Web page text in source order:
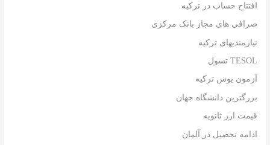
افتتاح حساب در ترکیه
صرافی های مجاز بانک مرکزی
نیازمندیهای ترکیه
TESOL تسول
آزمون یوس ترکیه
بزرگترین دانشگاه جهان
قیمت ارز ثانویه
ادامه تحصیل در آلمان